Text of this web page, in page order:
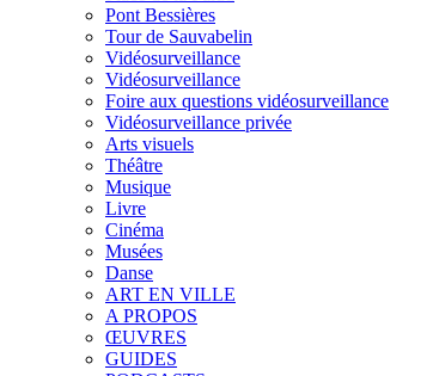
Pont Bessières
Tour de Sauvabelin
Vidéosurveillance
Vidéosurveillance
Foire aux questions vidéosurveillance
Vidéosurveillance privée
Arts visuels
Théâtre
Musique
Livre
Cinéma
Musées
Danse
ART EN VILLE
A PROPOS
ŒUVRES
GUIDES